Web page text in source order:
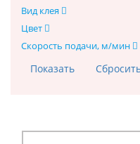
Вид клея
Цвет
Скорость подачи, м/мин